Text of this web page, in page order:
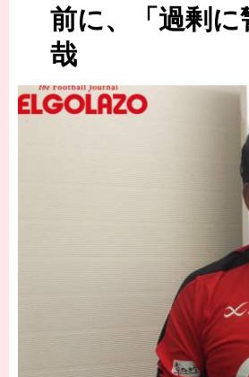
［3222号］史上最大のW杯開幕 注目は
長谷川 アーリアジャスールさんがシン
前に、「過剰
哉